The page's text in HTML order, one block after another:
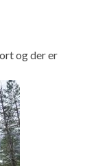
og der er